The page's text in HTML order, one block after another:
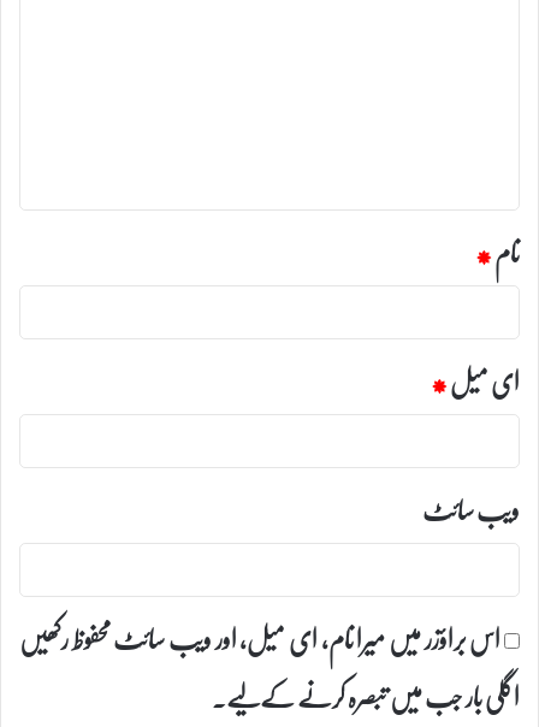
نام*
ای میل*
ویب‌ سائٹ
اس براؤزر میں میرا نام، ای میل، اور ویب سائٹ محفوظ رکھیں
اگلی بار جب میں تبصرہ کرنے کےلیے۔